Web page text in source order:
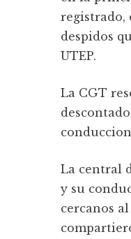
registrado,
despidos
UTEP.
La CGT
La central
y su
cercanos